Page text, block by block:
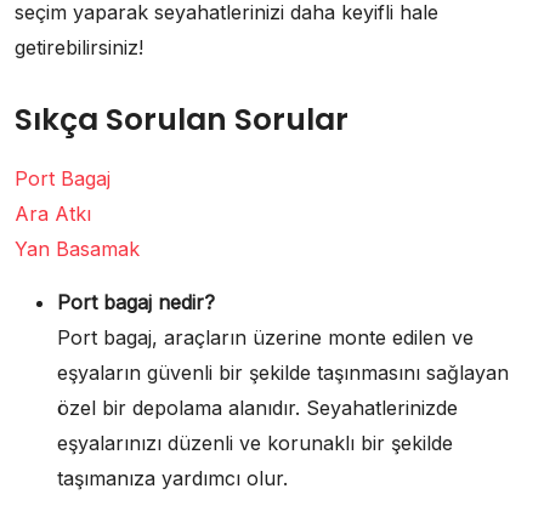
seçim yaparak seyahatlerinizi daha keyifli hale
getirebilirsiniz!
Sıkça Sorulan Sorular
Port Bagaj
Ara Atkı
Yan Basamak
Port bagaj nedir?
Port bagaj, araçların üzerine monte edilen ve
eşyaların güvenli bir şekilde taşınmasını sağlayan
özel bir depolama alanıdır. Seyahatlerinizde
eşyalarınızı düzenli ve korunaklı bir şekilde
taşımanıza yardımcı olur.